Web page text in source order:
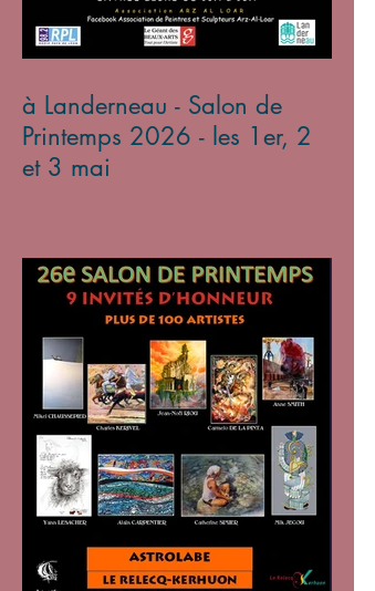
à Landerneau - Salon de
Printemps 2026 - les 1er, 2
et 3 mai